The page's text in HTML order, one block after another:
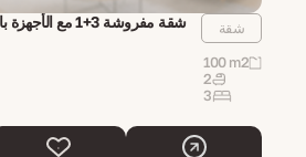
شقة مفروشة 3+1 مع الأجهزة بالغردقة قرب البحر، مصر شقة
100 m2
2
3